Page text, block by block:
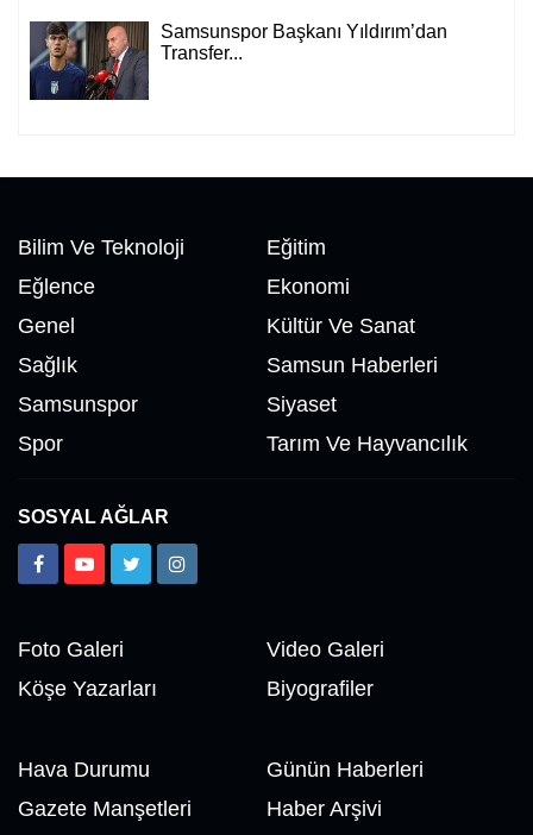
Samsunspor Başkanı Yıldırım’dan
Transfer...
Bilim Ve Teknoloji
Eğitim
Eğlence
Ekonomi
Genel
Kültür Ve Sanat
Sağlık
Samsun Haberleri
Samsunspor
Siyaset
Spor
Tarım Ve Hayvancılık
SOSYAL AĞLAR
Foto Galeri
Video Galeri
Köşe Yazarları
Biyografiler
Hava Durumu
Günün Haberleri
Gazete Manşetleri
Haber Arşivi